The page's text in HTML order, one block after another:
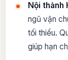
Nội thành
ngũ vận
tối thiểu.
giúp hạn